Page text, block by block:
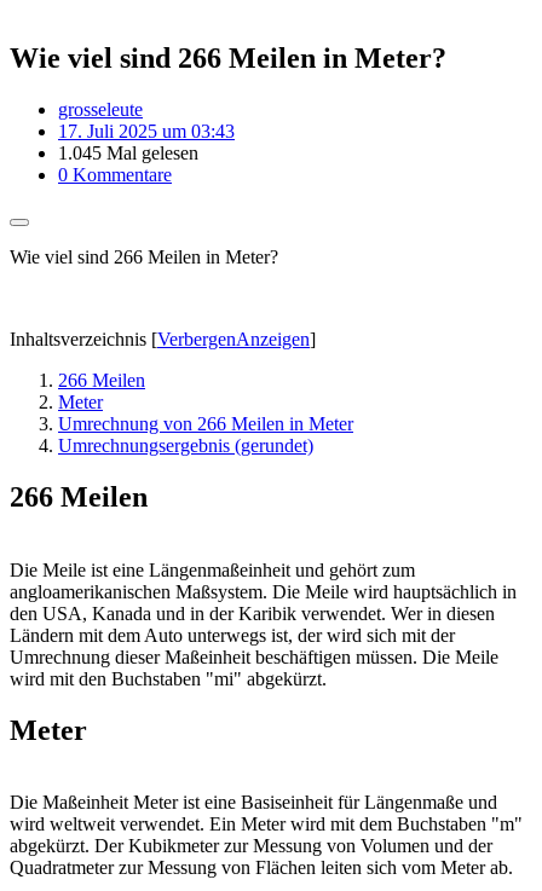
Wie viel sind 266 Meilen in Meter?
grosseleute
17. Juli 2025 um 03:43
1.045 Mal gelesen
0 Kommentare
Wie viel sind 266 Meilen in Meter?
Inhaltsverzeichnis [VerbergenAnzeigen]
266 Meilen
Meter
Umrechnung von 266 Meilen in Meter
Umrechnungsergebnis (gerundet)
266 Meilen
Die Meile ist eine Längenmaßeinheit und gehört zum
angloamerikanischen Maßsystem. Die Meile wird hauptsächlich in
den USA, Kanada und in der Karibik verwendet. Wer in diesen
Ländern mit dem Auto unterwegs ist, der wird sich mit der
Umrechnung dieser Maßeinheit beschäftigen müssen. Die Meile
wird mit den Buchstaben "mi" abgekürzt.
Meter
Die Maßeinheit Meter ist eine Basiseinheit für Längenmaße und
wird weltweit verwendet. Ein Meter wird mit dem Buchstaben "m"
abgekürzt. Der Kubikmeter zur Messung von Volumen und der
Quadratmeter zur Messung von Flächen leiten sich vom Meter ab.